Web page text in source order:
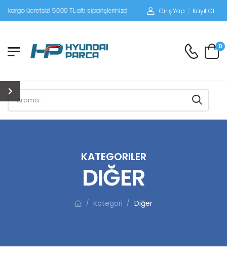
5000 TL altı siparişlerinizde siparişleriniz alıcı ödemeli gönderilir.
Giriş Yap / Kayıt Ol
0
KATEGORILER
DIĞER
/ Kategori / Diğer